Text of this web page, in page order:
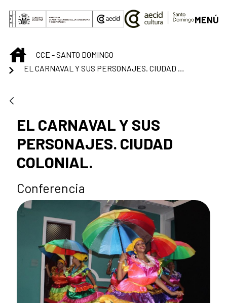
Saltar al contenido principal
MENÚ
INICIOCCE - SANTO DOMINGO
EL CARNAVAL Y SUS PERSONAJES. CIUDAD COLONIAL.
EL CARNAVAL Y SUS
PERSONAJES. CIUDAD
COLONIAL.
Conferencia